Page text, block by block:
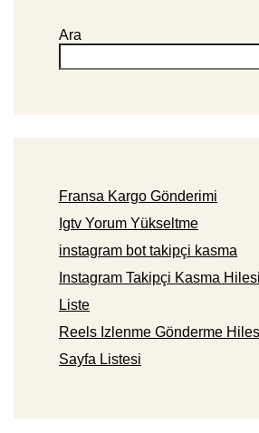
Ara
Fransa Kargo Gönderimi
Igtv Yorum Yükseltme
instagram bot takipçi kasma
Instagram Takipçi Kasma Hilesi
Liste
Reels Izlenme Gönderme
Sayfa Listesi